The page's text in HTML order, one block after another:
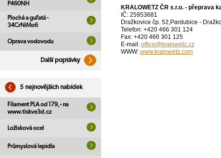
P460NH
Plochá a guľatá -
34CrNiMo6
Oprava vodovodu
Další poptávky
5 nejnovějších nabídek
Filament PLA od 179,- na
www.tiskve3d.cz
Ložisková ocel
Průmyslová lepidla
KRALOWETZ ČR s.r.o. - přeprava
IČ: 25953681
Dražkovice čp. 52,Pardubice -
Telefon: +420 466 301 124
Fax: +420 466 301 125
E-mail: office@kralowetz.cz
WWW: www.kralowetz.com